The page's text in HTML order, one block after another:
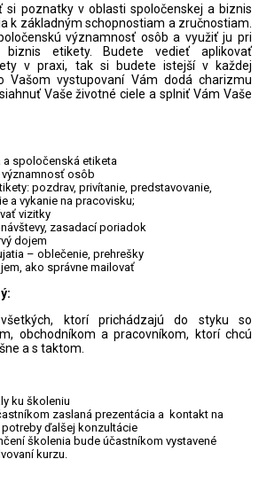
si poznatky v oblasti spoločenskej a biznis
k základným schopnostiam a zručnostiam.
významnosť osôb a využiť ju pri
biznis etikety. Budete vedieť aplikovať
v praxi, tak si budete istejší v každej
Vašom vystupovaní Vám dodá charizmu
Vaše životné ciele a splniť Vám Vaše
a spoločenská etiketa
osôb
pozdrav, privítanie, predstavovanie,
a vykanie na pracovisku;
vizitky
zasadací poriadok
dojem
– oblečenie, prehrešky
ako správne mailovať
ktorí prichádzajú do styku so
obchodníkom a pracovníkom, ktorí chcú
a s taktom.
ku školeniu
zaslaná prezentácia a kontakt na
ďalšej konzultácie
školenia bude účastníkom vystavené
kurzu.